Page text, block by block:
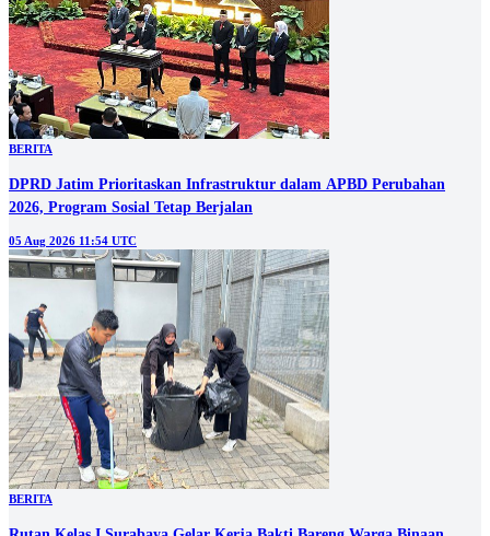
BERITA
DPRD Jatim Prioritaskan Infrastruktur dalam APBD Perubahan
2026, Program Sosial Tetap Berjalan
05 Aug 2026 11:54 UTC
BERITA